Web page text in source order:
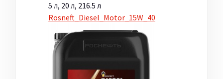
5 л, 20 л, 216.5 л
Rosneft_Diesel_Motor_15W_40